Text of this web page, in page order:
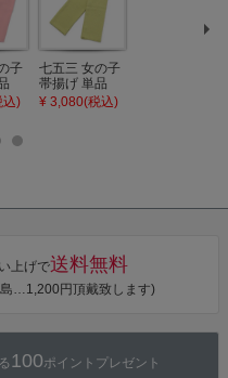
子
日
着
不
込)
七五三 女の子
帯揚げ 単品
「若葉色」日
【メール便不
¥ 3,080(税込)
【メール便不
上げで送料無料
…1,200円頂戴致します)
100ポイントプレゼント